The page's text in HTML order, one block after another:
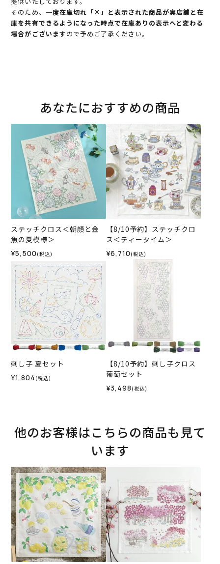
そのため、 一度在庫切れ「×」と表示された商品が実店舗と在
庫を共有できるようになった時点で在庫ありの表示へと変わる
場合がございますので予めご了承ください。
あなたにおすすめの商品
ステッチクロス＜朝顔と金
魚の夏模様＞
¥5,500 (税込)
【8/10予約】ステッチクロ
ス＜ティータイム＞
¥6,710 (税込)
刺し子 夏セット
¥1,804 (税込)
【8/10予約】刺し子クロス
葡萄セット
¥3,498 (税込)
他のお客様はこちらの商品も見て
います